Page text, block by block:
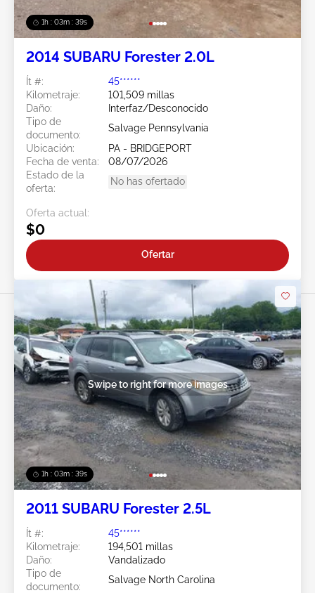
1h : 03m : 37s
2014 SUBARU Forester 2.0L
Ít #:
45******
Kilometraje:
101,509 millas
Daño:
Interfaz/Desconocido
Tipo de
documento:
Salvage Pennsylvania
Ubicación:
PA - BRIDGEPORT
Fecha de venta:
08/07/2026
Estado de la
oferta:
No has ofertado
Oferta actual:
$0
Ofertar
1h : 03m : 37s
Swipe to right for more images
2011 SUBARU Forester 2.5L
Ít #:
45******
Kilometraje:
194,501 millas
Daño:
Vandalizado
Tipo de
documento:
Salvage North Carolina